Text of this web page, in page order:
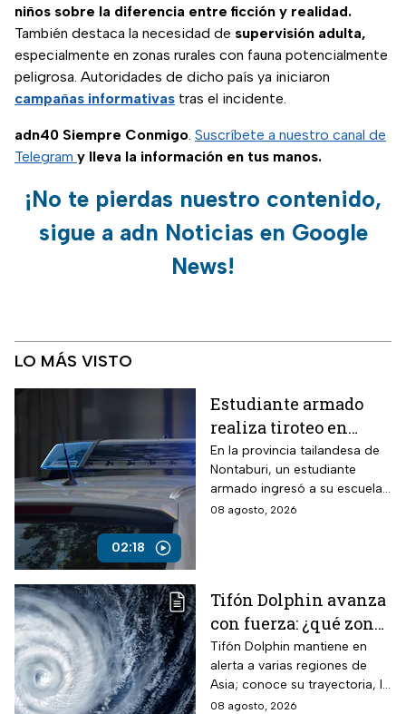
niños sobre la diferencia entre ficción y realidad.
También destaca la necesidad de supervisión adulta,
especialmente en zonas rurales con fauna potencialmente
peligrosa. Autoridades de dicho país ya iniciaron
campañas informativas tras el incidente.
adn40 Siempre Conmigo. Suscríbete a nuestro canal de
Telegram y lleva la información en tus manos.
¡No te pierdas nuestro contenido,
sigue a adn Noticias en Google
News!
LO MÁS VISTO
02:18
Estudiante armado
realiza tiroteo en
escuela de Tailandia
En la provincia tailandesa de
Nontaburi, un estudiante
armado ingresó a su escuela
y abrió fuego contra
08 agosto, 2026
Tifón Dolphin avanza
con fuerza: ¿qué zonas
están en alerta?
Tifón Dolphin mantiene en
alerta a varias regiones de
Asia; conoce su trayectoria, la
fuerza de sus vientos y qué se
08 agosto, 2026